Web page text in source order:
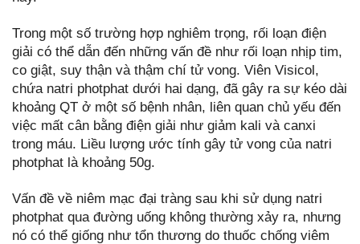
Trong một số trường hợp nghiêm trọng, rối loạn điện
giải có thể dẫn đến những vấn đề như rối loạn nhịp tim,
co giật, suy thận và thậm chí tử vong. Viên Visicol,
chứa natri photphat dưới hai dạng, đã gây ra sự kéo dài
khoảng QT ở một số bệnh nhân, liên quan chủ yếu đến
việc mất cân bằng điện giải như giảm kali và canxi
trong máu. Liều lượng ước tính gây tử vong của natri
photphat là khoảng 50g.
Vấn đề về niêm mạc đại tràng sau khi sử dụng natri
photphat qua đường uống không thường xảy ra, nhưng
nó có thể giống như tổn thương do thuốc chống viêm